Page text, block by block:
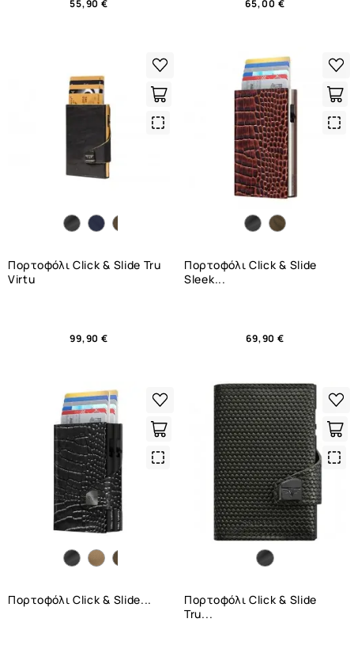
55,90 € 65,00 €
Πορτοφόλι Click & Slide Tru
Virtu
99,90 €
Quick
Πορτοφόλι Click & Slide
Sleek...
69,90 €
Πορτοφόλι Click & Slide...
Quick
Πορτοφόλι Click & Slide
Tru...